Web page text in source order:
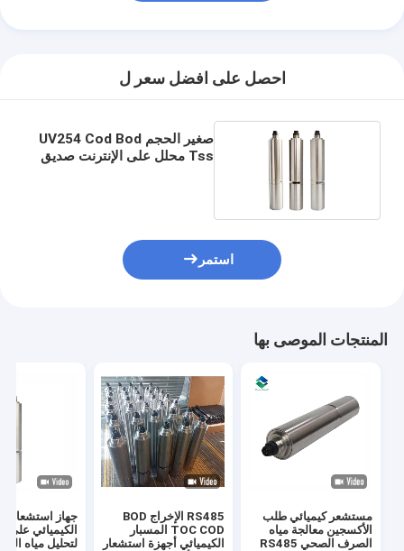
احصل على افضل سعر ل
صغير الحجم UV254 Cod Bod
Tss محلل على الإنترنت صديق
استمر
المنتجات الموصى بها
مستشعر كيميائي طلب
الأكسجين معالجة مياه
الصرف الصحي RS485
RS485 الإخراج BOD
TOC COD المسبار
الكيميائي أجهزة استشعار
جهاز استشعار
الكيميائي على
لتحليل مياه